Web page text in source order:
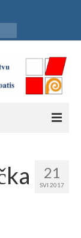
21
SVI 2017